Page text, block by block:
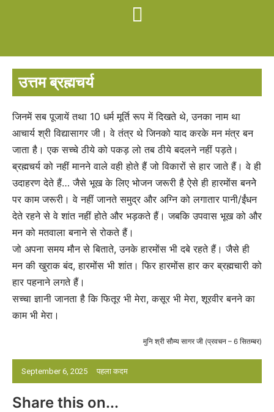
उत्तम ब्रह्मचर्य
September 6, 2025 पहला कदम
जिनमें सब पूजायें तथा 10 धर्म मूर्ति रूप में दिखते थे, उनका नाम था
आचार्य श्री विद्यासागर जी। वे तंत्र थे जिनको याद करके मन मंत्र बन
जाता है। एक सच्चे ठीये को पकड़ लो तब ठीये बदलने नहीं पड़ते।
ब्रह्मचर्य को नहीं मानने वाले वही होते हैं जो विकारों से हार जाते हैं। वे ही
उदाहरण देते हैं… जैसे भूख के लिए भोजन जरूरी है ऐसे ही हारमोंस बननेे
पर काम जरूरी। वे नहीं जानते समुद्र और अग्नि को लगातार पानी/ईंधन
देते रहने से वे शांत नहीं होते और भड़कते हैं। जबकि उपवास भूख को और
मन को मतवाला बनाने से रोकते हैं।
जो अपना समय मौन से बिताते, उनके हारमोंस भी दबे रहते हैं। जैसे ही
मन की खुराक बंद, हारमोंस भी शांत। फिर हारमोंस हार कर ब्रह्मचारी को
हार पहनाने लगते हैं।
सच्चा ज्ञानी जानता है कि फितूर भी मेरा, कसूर भी मेरा, शूरवीर बनने का
काम भी मेरा।
मुनि श्री सौम्य सागर जी (प्रवचन – 6 सितम्बर)
Share this on...